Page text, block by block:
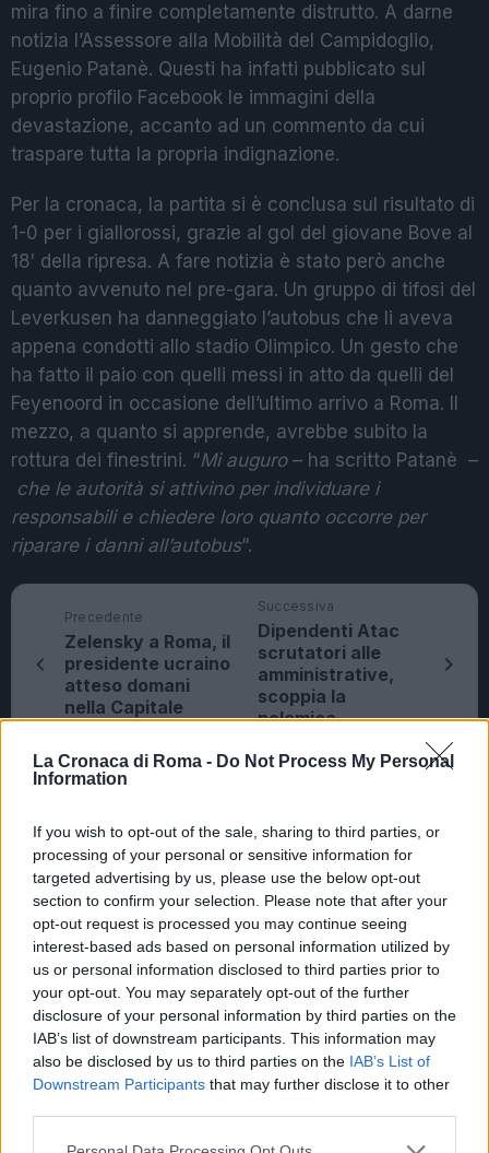
La Cronaca di Roma - Do Not Process My Personal
Information
If you wish to opt-out of the sale, sharing to third parties, or
processing of your personal or sensitive information for
targeted advertising by us, please use the below opt-out
section to confirm your selection. Please note that after your
opt-out request is processed you may continue seeing
interest-based ads based on personal information utilized by
us or personal information disclosed to third parties prior to
your opt-out. You may separately opt-out of the further
disclosure of your personal information by third parties on the
IAB’s list of downstream participants. This information may
also be disclosed by us to third parties on the IAB’s List of
Downstream Participants that may further disclose it to other
Please note that this website/app uses one or more Google
mira fino a finire completamente distrutto. A darne
notizia l’Assessore alla Mobilità del Campidoglio,
Eugenio Patanè. Questi ha infatti pubblicato sul
proprio profilo Facebook le immagini della
devastazione, accanto ad un commento da cui
traspare tutta la propria indignazione.
Per la cronaca, la partita si è conclusa sul risultato di
1-0 per i giallorossi, grazie al gol del giovane Bove al
18′ della ripresa. A fare notizia è stato però anche
quanto avvenuto nel pre-gara. Un gruppo di tifosi del
Leverkusen ha danneggiato l’autobus che li aveva
appena condotti allo stadio Olimpico. Un gesto che
ha fatto il paio con quelli messi in atto da quelli del
Feyenoord in occasione dell’ultimo arrivo a Roma. Il
mezzo, a quanto si apprende, avrebbe subito la
rottura dei finestrini. “Mi auguro – ha scritto Patanè –
che le autorità si attivino per individuare i
responsabili e chiedere loro quanto occorre per
riparare i danni all’autobus“.
Precedente
Zelensky a Roma, il
presidente ucraino
atteso domani
nella Capitale
Successiva
Dipendenti Atac
scrutatori alle
amministrative,
scoppia la
polemica
Novità per la rimessa Atac di
Piazza Ragusa: pronto il piano del
Comune
5 anni fa
ROMA Atac sospende autista:
postava video su Tik Tok mentre
guidava
5 anni fa
Tag: Atac Patanè